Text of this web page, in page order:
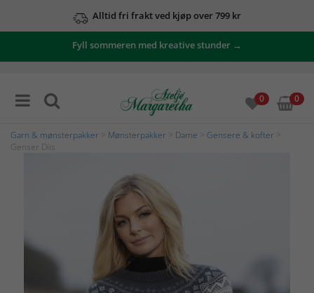
Alltid fri frakt ved kjøp over 799 kr
Fyll sommeren med kreative stunder →
0 0
Garn & mønsterpakker Mønsterpakker Dame Gensere & kofter
Genser Diis